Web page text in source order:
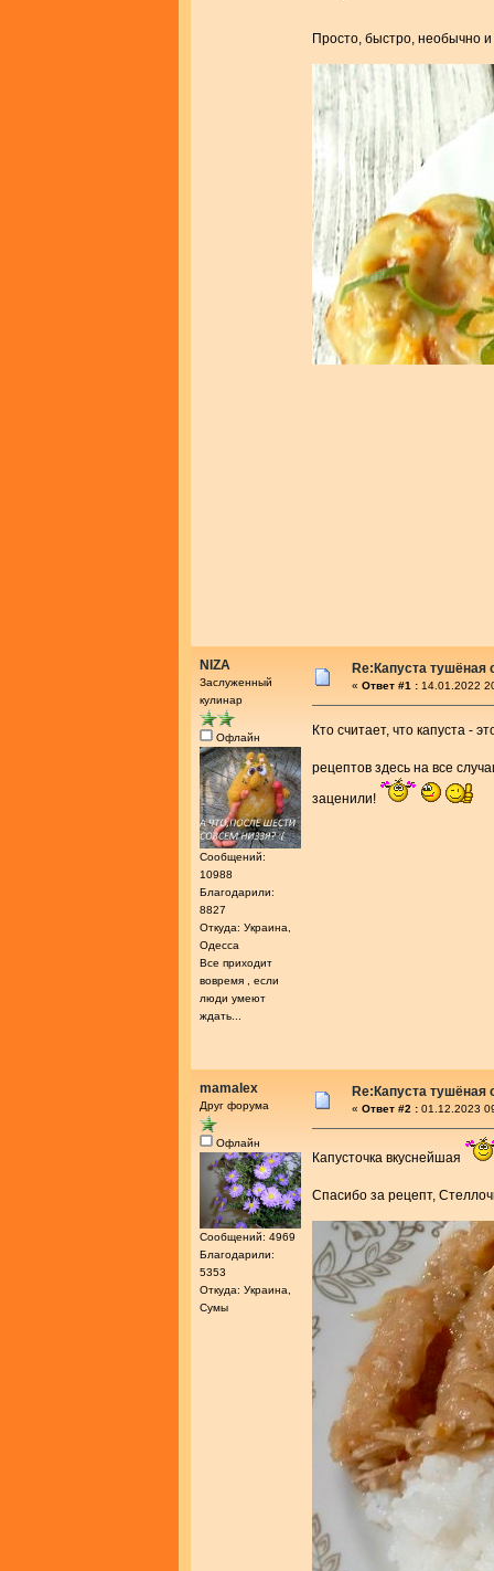
Просто, быстро, необычно
NIZA
Заслуженный
кулинар
Офлайн
Сообщений:
10988
Благодарили:
8827
Откуда: Украина,
Одесса
Все приходит
вовремя , если
люди умеют
ждать...
Re:Капуста
« Ответ #1 : 14.01.2022
Кто считает, что капуста -
рецептов здесь на все
заценили!
mamalex
Друг форума
Офлайн
Сообщений: 4969
Благодарили:
5353
Откуда: Украина,
Сумы
Re:Капуста
« Ответ #2 : 01.12.2023
Капусточка вкуснейшая
Спасибо за рецепт,